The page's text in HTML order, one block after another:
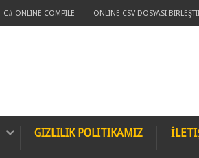
C# ONLINE COMPILE ONLINE CSV DOSYASI
GIZLILIK POLITIKAMIZ